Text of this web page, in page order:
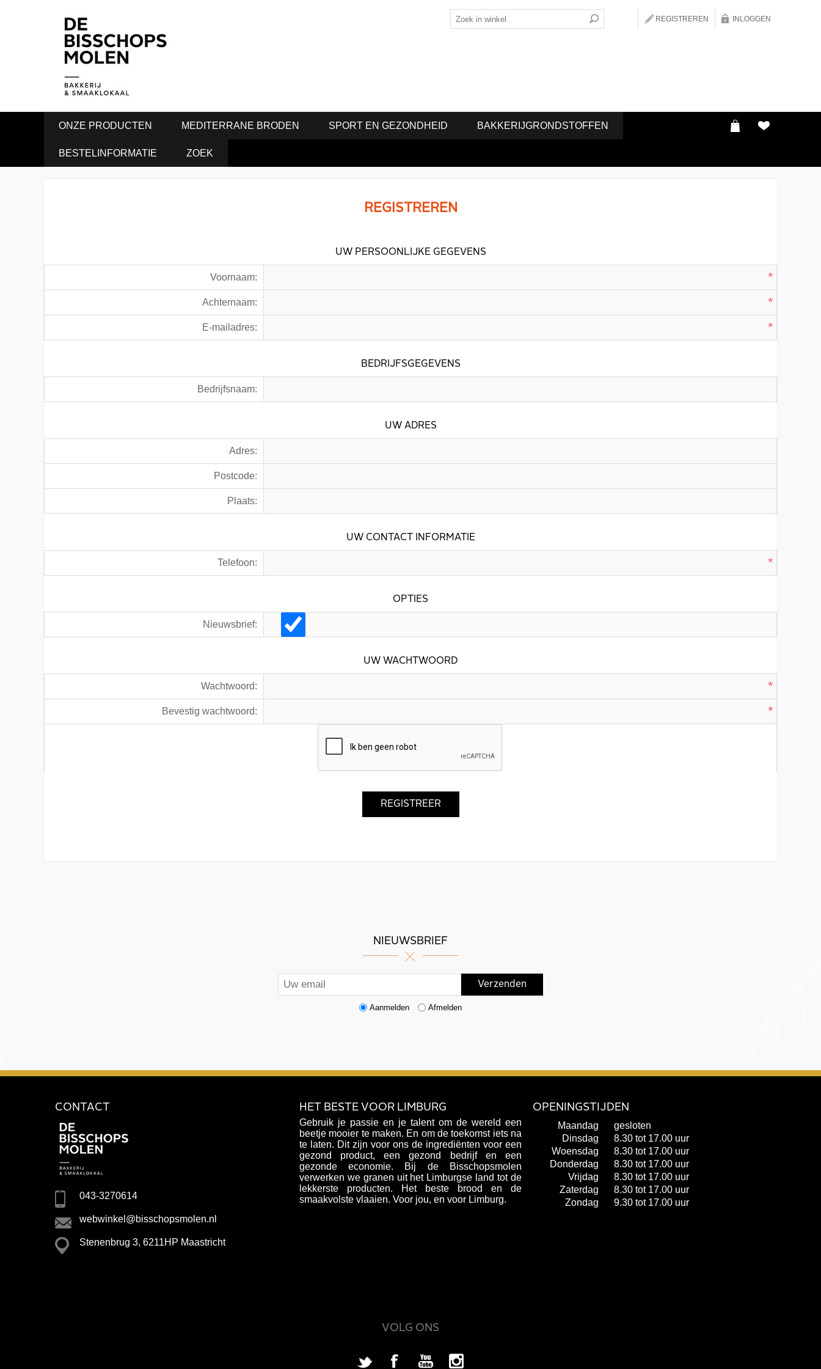
REGISTREREN INLOGGEN
ONZE PRODUCTEN MEDITERRANE BRODEN SPORT EN GEZONDHEID BAKKERIJGRONDSTOFFEN
BESTELINFORMATIE ZOEK
REGISTREREN
UW PERSOONLIJKE GEGEVENS
Voornaam: *
Achternaam: *
E-mailadres: *
BEDRIJFSGEGEVENS
Bedrijfsnaam:
UW ADRES
Adres:
Postcode:
Plaats:
UW CONTACT INFORMATIE
Telefoon: *
OPTIES
Nieuwsbrief:
UW WACHTWOORD
Wachtwoord: *
Bevestig wachtwoord: *
NIEUWSBRIEF
Aanmelden Afmelden
CONTACT
043-3270614
webwinkel@bisschopsmolen.nl
Stenenbrug 3, 6211HP Maastricht
HET BESTE VOOR LIMBURG
Gebruik je passie en je talent om de wereld een
beetje mooier te maken. En om de toekomst iets na
te laten. Dit zijn voor ons de ingrediënten voor een
gezond product, een gezond bedrijf en een
gezonde economie. Bij de Bisschopsmolen
verwerken we granen uit het Limburgse land tot de
lekkerste producten. Het beste brood en de
smaakvolste vlaaien. Voor jou, en voor Limburg.
OPENINGSTIJDEN
Maandag
gesloten
Dinsdag
8.30 tot 17.00 uur
Woensdag
8.30 tot 17.00 uur
Donderdag
8.30 tot 17.00 uur
Vrijdag
8.30 tot 17.00 uur
Zaterdag
8.30 tot 17.00 uur
Zondag
9.30 tot 17.00 uur
VOLG ONS